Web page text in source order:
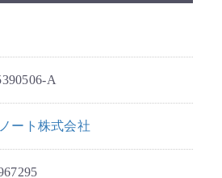
A
ート株式会社